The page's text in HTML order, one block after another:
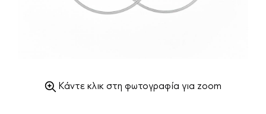
Κάντε κλικ στη φωτογραφία για zoom